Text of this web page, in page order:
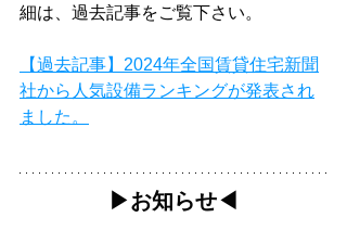
細は、過去記事をご覧下さい。
【過去記事】2024年全国賃貸住宅新聞
社から人気設備ランキングが発表され
ました。
▶︎お知らせ◀︎